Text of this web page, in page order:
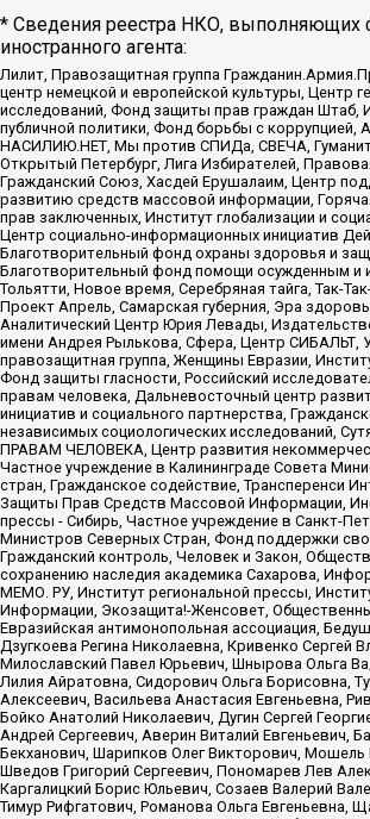
* Сведения реестра НКО, выполняющих
иностранного агента:
Лилит, Правозащитная группа
центр немецкой и европейской культуры, Центр
исследований, Фонд защиты прав граждан Штаб,
публичной политики, Фонд борьбы с коррупцией,
НАСИЛИЮ.НЕТ, Мы против СПИДа, СВЕЧА,
Открытый Петербург, Лига Избирателей,
Гражданский Союз, Хасдей Ерушалаим, Центр
развитию средств массовой информации,
прав заключенных, Институт глобализации и
Центр социально-информационных инициатив
Благотворительный фонд охраны здоровья и
Благотворительный фонд помощи осужденным и
Тольятти, Новое время, Серебряная тайга, Так-
Проект Апрель, Самарская губерния, Эра
Аналитический Центр Юрия Левады,
имени Андрея Рылькова, Сфера, Центр СИБАЛЬТ,
правозащитная группа, Женщины Евразии,
Фонд защиты гласности, Российский
правам человека, Дальневосточный центр
инициатив и социального партнерства,
независимых социологических исследований,
ПРАВАМ ЧЕЛОВЕКА, Центр развития
Частное учреждение в Калининграде Совета
стран, Гражданское содействие, Трансперенси
Защиты Прав Средств Массовой Информации,
прессы - Сибирь, Частное учреждение в Санкт-
Министров Северных Стран, Фонд поддержки
Гражданский контроль, Человек и Закон,
сохранению наследия академика Сахарова,
МЕМО. РУ, Институт региональной прессы,
Информации, Экозащита!-Женсовет,
Евразийская антимонопольная ассоциация,
Дзугкоева Регина Николаевна, Кривенко Сергей
Милославский Павел Юрьевич, Шнырова Ольга
Лилия Айратовна, Сидорович Ольга Борисовна,
Алексеевич, Васильева Анастасия Евгеньевна,
Бойко Анатолий Николаевич, Дугин Сергей
Андрей Сергеевич, Аверин Виталий Евгеньевич,
Бекханович, Шарипков Олег Викторович,
Шведов Григорий Сергеевич, Пономарев Лев
Каргалицкий Борис Юльевич, Созаев Валерий
Тимур Рифгатович, Романова Ольга Евгеньевна,